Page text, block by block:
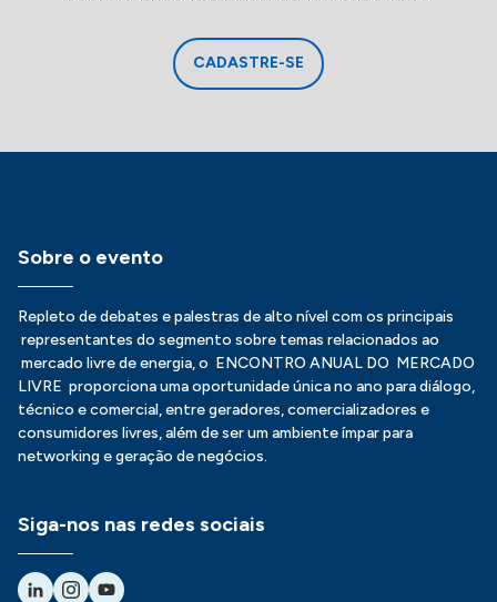
CADASTRE-SE
Sobre o evento
Repleto de debates e palestras de alto nível com os principais
representantes do segmento sobre temas relacionados ao
mercado livre de energia, o ENCONTRO ANUAL DO MERCADO
LIVRE proporciona uma oportunidade única no ano para diálogo,
técnico e comercial, entre geradores, comercializadores e
consumidores livres, além de ser um ambiente ímpar para
networking e geração de negócios.
Siga-nos nas redes sociais